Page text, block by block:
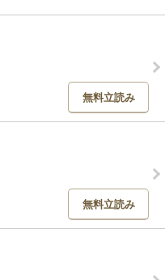
無料立読み
無料立読み